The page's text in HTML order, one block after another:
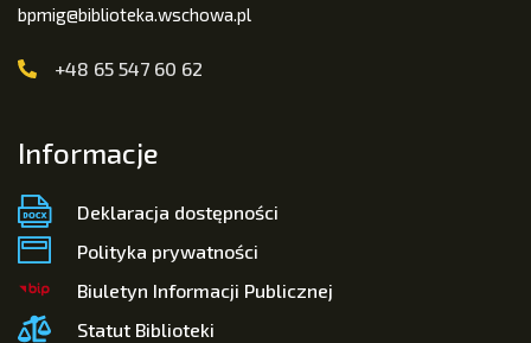
bpmig@biblioteka.wschowa.pl
+48 65 547 60 62
Informacje
Deklaracja dostępności
Polityka prywatności
Biuletyn Informacji Publicznej
Statut Biblioteki